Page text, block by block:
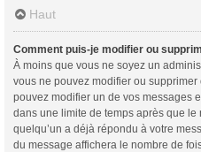
Haut
Comment puis-je modifier ou
À moins que vous ne soyez un
vous ne pouvez modifier ou
pouvez modifier un de vos messages
dans une limite de temps après que
quelqu’un a déjà répondu à votre
du message affichera le nombre de